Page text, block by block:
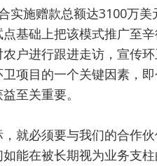
实施赠款总额达3100万
基础上把该模式推广至
户进行跟进走访，宣传
项目的一个关键因素，
至关重要。
就必须要与我们的合作
能在被长期视为业务支